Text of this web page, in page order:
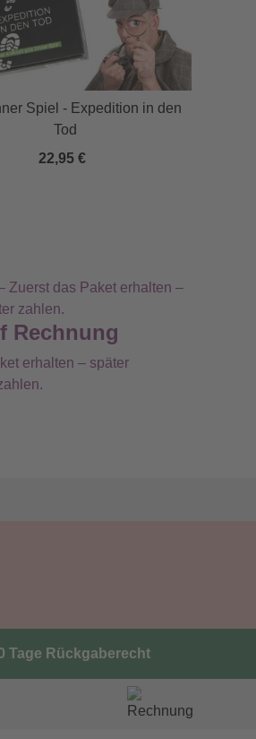
Spiel - Expedition in den
Tod
22,95 €
Rechnung
erhalten – später
Tage Rückgaberecht